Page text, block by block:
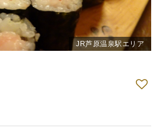
JR芦原温泉駅エリア